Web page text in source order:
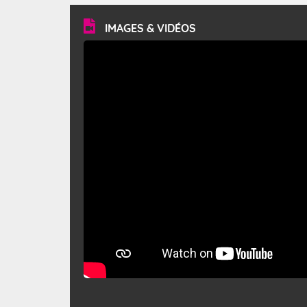
vitesse moyenne de 50 km/h et atteindre 80 à 100 km/h
en rafales, parfois davantage. Il parcourt la basse vallée
du Rhône et la Provence et envahit le littoral
méditerranéen à partir de la Camargue.
IMAGES & VIDÉOS